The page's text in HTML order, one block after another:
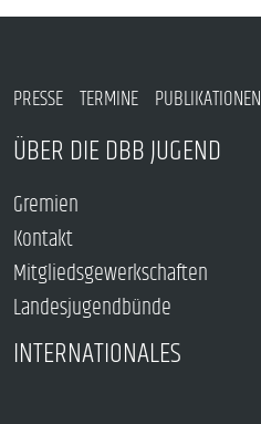
PRESSE TERMINE PUBLIKATIONEN
ÜBER DIE DBB JUGEND
Gremien
Kontakt
Mitgliedsgewerkschaften
Landesjugendbünde
INTERNATIONALES